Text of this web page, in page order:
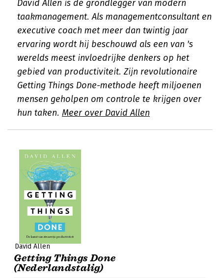
David Allen is dé grondlegger van modern
taakmanagement. Als managementconsultant en
executive coach met meer dan twintig jaar
ervaring wordt hij beschouwd als een van 's
werelds meest invloedrijke denkers op het
gebied van productiviteit. Zijn revolutionaire
Getting Things Done-methode heeft miljoenen
mensen geholpen om controle te krijgen over
hun taken. Meer over David Allen
David Allen
Getting Things Done
(Nederlandstalig)